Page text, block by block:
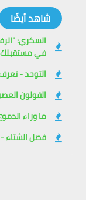
شاهد أيضًا
السكري:
في
التوحد -
القولون
ما وراء
فصل الشتاء